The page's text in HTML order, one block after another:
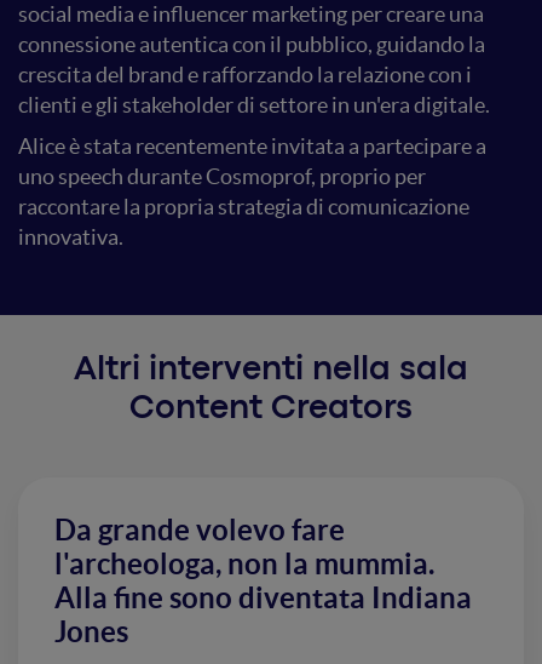
social media e influencer marketing per creare una
connessione autentica con il pubblico, guidando la
crescita del brand e rafforzando la relazione con i
clienti e gli stakeholder di settore in un'era digitale.
Alice è stata recentemente invitata a partecipare a
uno speech durante Cosmoprof, proprio per
raccontare la propria strategia di comunicazione
innovativa.
Altri interventi nella sala
Content Creators
Da grande volevo fare
l'archeologa, non la mummia.
Alla fine sono diventata Indiana
Jones